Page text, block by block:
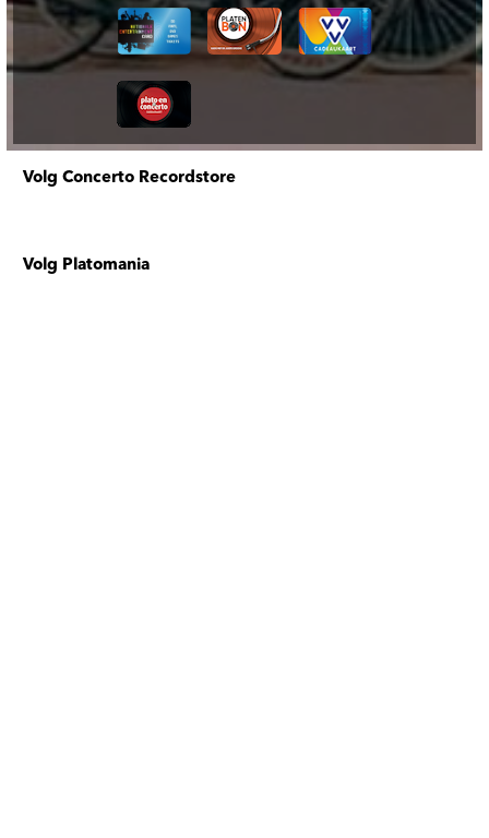
Volg Concerto Recordstore
Volg Platomania